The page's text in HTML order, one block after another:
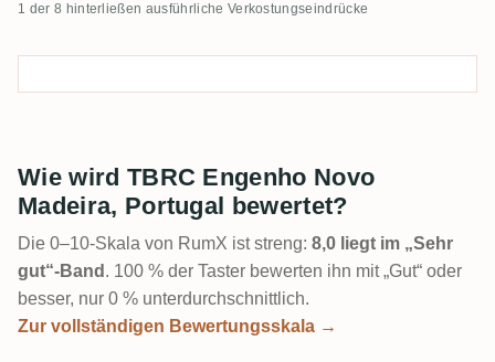
1 der 8 hinterließen ausführliche Verkostungseindrücke
Wie wird TBRC Engenho Novo
Madeira, Portugal bewertet?
Die 0–10-Skala von RumX ist streng: 8,0 liegt im „Sehr
gut“-Band . 100 % der Taster bewerten ihn mit „Gut“ oder
besser, nur 0 % unterdurchschnittlich.
Zur vollständigen Bewertungsskala →